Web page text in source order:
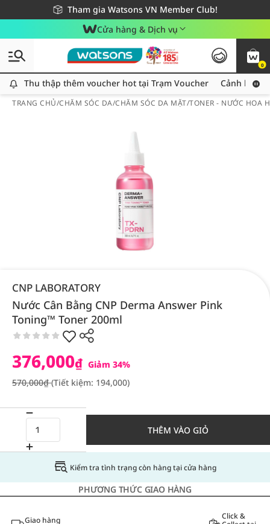
Tham gia Watsons VN Member Club!
Miễn phí giao hàng cho đơn hàng từ 249,000Đ
Giao hàng nhanh 24h - Áp dụng khu vực TP. Hồ Chí Minh
Cửa hàng & Dịch vụ
0
Thu thập thêm voucher hot tại Trạm Voucher
Thu thập thêm voucher hot tại Trạm Voucher Cảnh báo
TRANG CHỦ/CHĂM SÓC DA/CHĂM SÓC DA MẶT/TONER - NƯỚC HOA
CNP LABORATORY
Nước Cân Bằng CNP Derma Answer Pink
Toning™ Toner 200ml
376,000₫ Giảm 34%
570,000₫(Tiết kiệm: 194,000)
THÊM VÀO GIỎ
Kiểm tra tình trạng còn hàng tại cửa hàng
PHƯƠNG THỨC GIAO HÀNG
Giao hàng
Click &